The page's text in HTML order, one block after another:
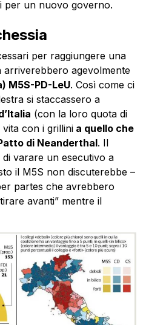
per un nuovo governo.
per raggiungere una
arriverebbero agevolmente
M5S-PD-LeU. Così come ci
si staccassero a
(con la loro quota di
con i grillini a quello che
di Neanderthal. Il
varare un esecutivo a
il M5S non discuterebbe –
partes che avrebbero
avanti” mentre il